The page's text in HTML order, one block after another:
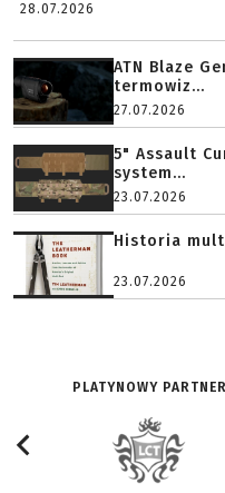
28.07.2026
ATN Blaze
termowiz...
27.07.2026
5" Assault
system...
23.07.2026
Historia
23.07.2026
PLATYNOWY PARTNER